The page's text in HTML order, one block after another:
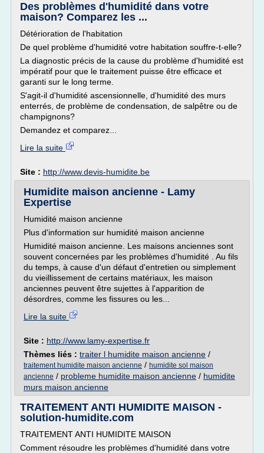
Des problèmes d'humidité dans votre
maison? Comparez les ...
Détérioration de l'habitation
De quel problème d'humidité votre habitation souffre-t-elle?
La diagnostic précis de la cause du problème d'humidité est
impératif pour que le traitement puisse être efficace et
garanti sur le long terme.
S'agit-il d'humidité ascensionnelle, d'humidité des murs
enterrés, de problème de condensation, de salpêtre ou de
champignons?
Demandez et comparez...
Lire la suite
Site : http://www.devis-humidite.be
Humidite maison ancienne - Lamy
Expertise
Humidité maison ancienne
Plus d'information sur humidité maison ancienne
Humidité maison ancienne. Les maisons anciennes sont
souvent concernées par les problèmes d'humidité . Au fils
du temps, à cause d'un défaut d'entretien ou simplement
du vieillissement de certains matériaux, les maison
anciennes peuvent être sujettes à l'apparition de
désordres, comme les fissures ou les...
Lire la suite
Site : http://www.lamy-expertise.fr
Thèmes liés : traiter l humidite maison ancienne /
traitement humidite maison ancienne / humidite sol maison
ancienne / probleme humidite maison ancienne / humidite
murs maison ancienne
TRAITEMENT ANTI HUMIDITE MAISON -
solution-humidite.com
TRAITEMENT ANTI HUMIDITE MAISON
Comment résoudre les problèmes d'humidité dans votre